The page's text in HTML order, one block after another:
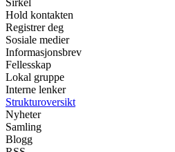
Sirkel
Hold kontakten
Registrer deg
Sosiale medier
Informasjonsbrev
Fellesskap
Lokal gruppe
Interne lenker
Strukturoversikt
Nyheter
Samling
Blogg